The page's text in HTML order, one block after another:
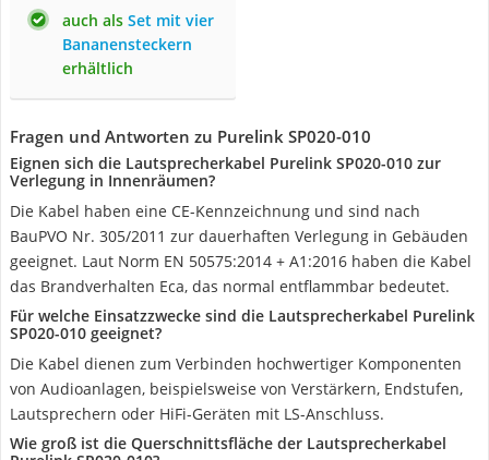
auch als Set mit vier
Bananensteckern
erhältlich
Fragen und Antworten zu Purelink SP020-010
Eignen sich die Lautsprecherkabel Purelink SP020-010 zur
Verlegung in Innenräumen?
Die Kabel haben eine CE-Kennzeichnung und sind nach
BauPVO Nr. 305/2011 zur dauerhaften Verlegung in Gebäuden
geeignet. Laut Norm EN 50575:2014 + A1:2016 haben die Kabel
das Brandverhalten Eca, das normal entflammbar bedeutet.
Für welche Einsatzzwecke sind die Lautsprecherkabel Purelink
SP020-010 geeignet?
Die Kabel dienen zum Verbinden hochwertiger Komponenten
von Audioanlagen, beispielsweise von Verstärkern, Endstufen,
Lautsprechern oder HiFi-Geräten mit LS-Anschluss.
Wie groß ist die Querschnittsfläche der Lautsprecherkabel